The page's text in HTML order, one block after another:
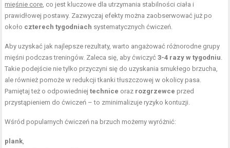
mięśnie core, co jest kluczowe dla utrzymania stabilności ciała i
prawidłowej postawy. Zazwyczaj efekty można zaobserwować już po
około czterech tygodniach systematycznych ćwiczeń.
Aby uzyskać jak najlepsze rezultaty, warto angażować różnorodne grupy
mięśni podczas treningów. Zaleca się, aby ćwiczyć3-4 razy w tygodniu.
Takie podejście nie tylko przyczyni się do uzyskania smukłego brzucha,
ale również pomoże w redukcji tkanki tłuszczowej w okolicy pasa.
Pamiętaj też o odpowiedniejtechnice oraz rozgrzewce przed
przystąpieniem do ćwiczeń – to zminimalizuje ryzyko kontuzji.
Wśród popularnych ćwiczeń na brzuch możemy wyróżnić:
plank,